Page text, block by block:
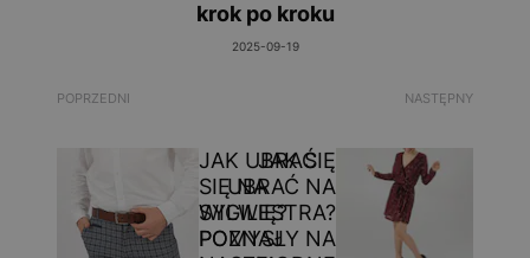
krok po kroku
2025-09-19
POPRZEDNI
JAK UBRAĆ
SIĘ NA
WIGILIĘ?
POZNAJ
NASTĘPNY
JAK SIĘ
UBRAĆ NA
SYLWESTRA?
POMYSŁY NA